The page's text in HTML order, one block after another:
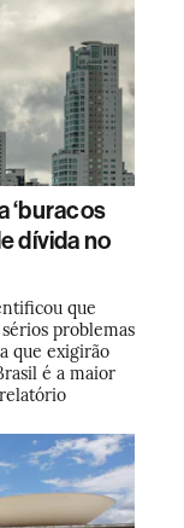
‘buracos
dívida no
que
problemas
que exigirão
é a maior